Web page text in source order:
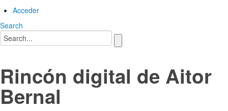
Acceder
Search
Rincón digital de Aitor
Bernal